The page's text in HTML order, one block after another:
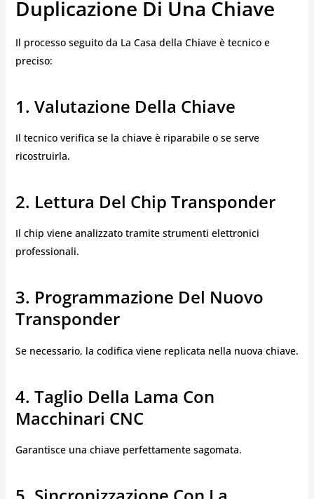
Duplicazione Di Una Chiave
Il processo seguito da La Casa della Chiave è tecnico e
preciso:
1. Valutazione Della Chiave
Il tecnico verifica se la chiave è riparabile o se serve
ricostruirla.
2. Lettura Del Chip Transponder
Il chip viene analizzato tramite strumenti elettronici
professionali.
3. Programmazione Del Nuovo
Transponder
Se necessario, la codifica viene replicata nella nuova chiave.
4. Taglio Della Lama Con
Macchinari CNC
Garantisce una chiave perfettamente sagomata.